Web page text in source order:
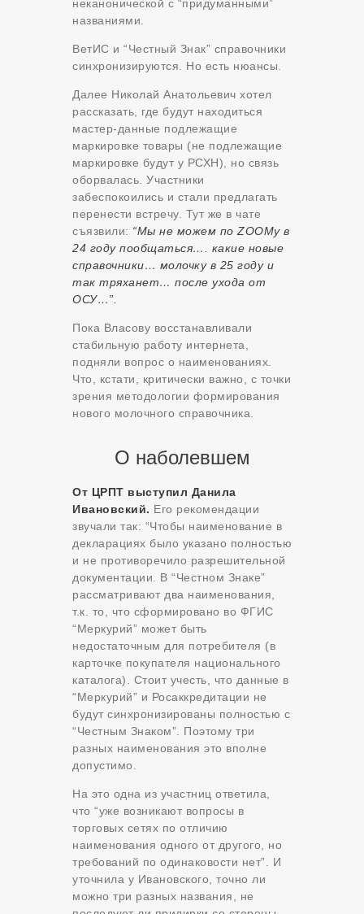
неканонической с “придуманными”
названиями.
ВетИС и “Честный Знак” справочники
синхронизируются. Но есть нюансы.
Далее Николай Анатольевич хотел
рассказать, где будут находиться
мастер-данные подлежащие
маркировке товары (не подлежащие
маркировке будут у РСХН), но связь
оборвалась. Участники
забеспокоились и стали предлагать
перенести встречу. Тут же в чате
съязвили: “Мы не можем по ZOOMу в
24 году пообщаться…. какие новые
справочники… молочку в 25 году и
так тряханет… после ухода от
ОСУ…”.
Пока Власову восстанавливали
стабильную работу интернета,
подняли вопрос о наименованиях.
Что, кстати, критически важно, с точки
зрения методологии формирования
нового молочного справочника.
О наболевшем
От ЦРПТ выступил Данила
Ивановский. Его рекомендации
звучали так: “Чтобы наименование в
декларациях было указано полностью
и не противоречило разрешительной
документации. В “Честном Знаке”
рассматривают два наименования,
т.к. то, что сформировано во ФГИС
“Меркурий” может быть
недостаточным для потребителя (в
карточке покупателя национального
каталога). Стоит учесть, что данные в
“Меркурий” и Росаккредитации не
будут синхронизированы полностью с
“Честным Знаком”. Поэтому три
разных наименования это вполне
допустимо.
На это одна из участниц ответила,
что “уже возникают вопросы в
торговых сетях по отличию
наименования одного от другого, но
требований по одинаковости нет”. И
уточнила у Ивановского, точно ли
можно три разных названия, не